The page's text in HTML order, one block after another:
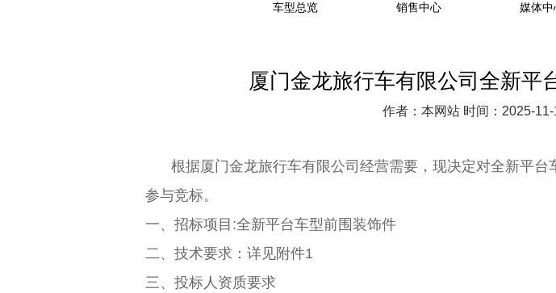
车型总览 销售中心 媒体中
公路客车
校车
提车流程
销售网点
大中巴经销商
新闻资
精彩视频
厦门金龙旅行车有限公司全新平
作者：本网站 时间：2025-
根据厦门金龙旅行车有限公司经营需要，现决定对全新平
参与竞标。
一、招标项目 :全新平台车型前围装饰件
二、技术要求：详见附件1
三、投标人资质要求